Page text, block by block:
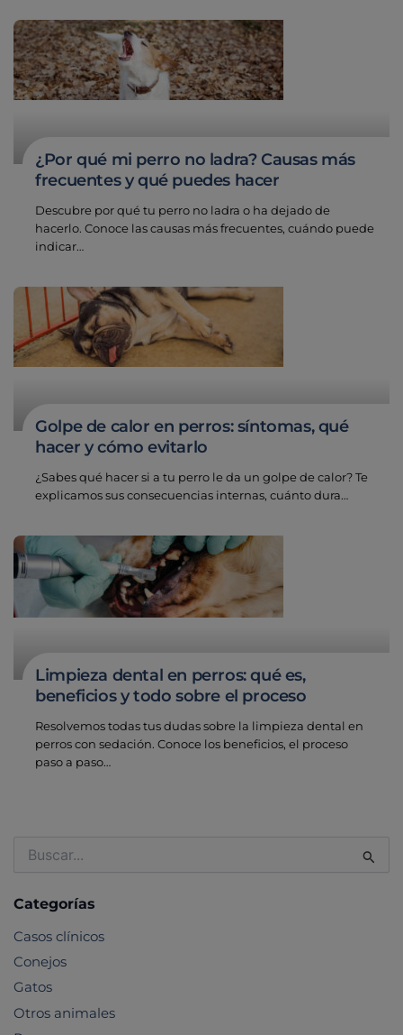
¿Por qué mi perro no ladra? Causas más
frecuentes y qué puedes hacer
Descubre por qué tu perro no ladra o ha dejado de
hacerlo. Conoce las causas más frecuentes, cuándo puede
indicar…
Golpe de calor en perros: síntomas, qué
hacer y cómo evitarlo
¿Sabes qué hacer si a tu perro le da un golpe de calor? Te
explicamos sus consecuencias internas, cuánto dura…
Limpieza dental en perros: qué es,
beneficios y todo sobre el proceso
Resolvemos todas tus dudas sobre la limpieza dental en
perros con sedación. Conoce los beneficios, el proceso
paso a paso…
por:
Categorías
Casos clínicos
Conejos
Gatos
Otros animales